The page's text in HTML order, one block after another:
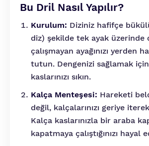
Bu Dril Nasıl Yapılır?
Kurulum: Diziniz hafifçe
diz) şekilde tek ayak üzerinde
çalışmayan ayağınızı yerden
tutun. Dengenizi sağlamak için
kaslarınızı sıkın.
Kalça Menteşesi: Hareketi
değil, kalçalarınızı geriye
Kalça kaslarınızla bir araba
kapatmaya çalıştığınızı hayal